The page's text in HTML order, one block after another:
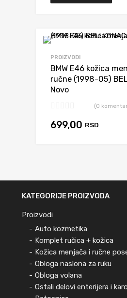
PROIZVODI
BMW E46 kožica
ručne (1998-05)
Novo
(0
699,00 RSD
KATEGORIJE PROIZVODA
Proizvodi
Auto kozmetika
Komplet ručica + kožica
Kožica menjača i ručne
Obloga naslona za ruku
Obloga volana
Ostali delovi enterijera i